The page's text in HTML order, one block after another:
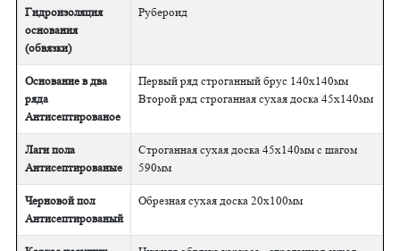
Гидроизоляция
основания
(обвязки)
Рубероид
Основание в два
ряда
Антисептированое
Первый ряд строганный брус 140х140мм
Второй ряд строганная сухая доска 45х140мм
Лаги пола
Антисептированые
Строганная сухая доска 45х140мм с шагом
590мм
Черновой пол
Антисептированый
Обрезная сухая доска 20х100мм